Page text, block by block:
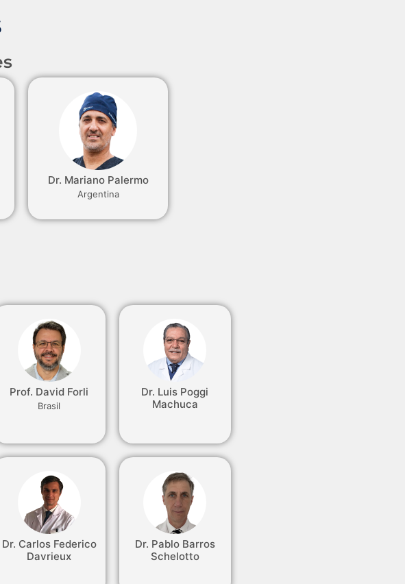
Dr. Mariano Palermo
Argentina
Prof. David Forli
Brasil
Dr. Luis Poggi
Machuca
Dr. Carlos Federico
Davrieux
Dr. Pablo Barros
Schelotto